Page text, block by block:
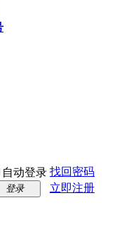
自动登录 找回密码
登录 立即注册